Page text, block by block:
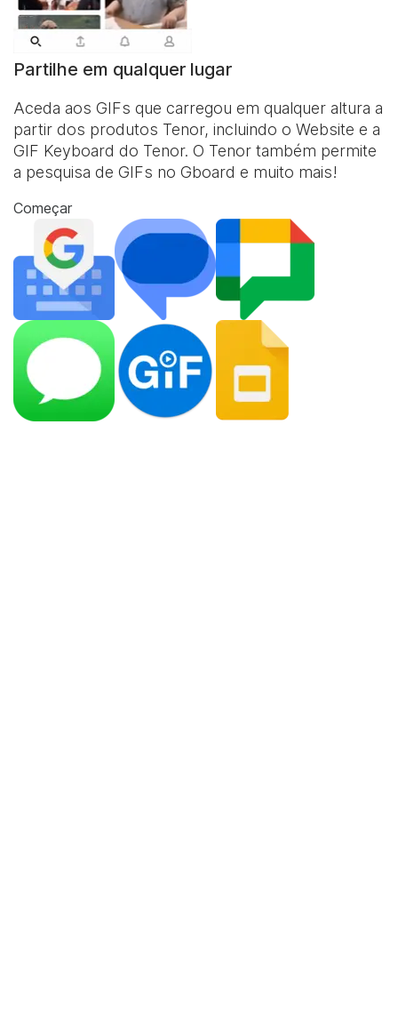
Partilhe em qualquer lugar
Aceda aos GIFs que carregou em qualquer altura a
partir dos produtos Tenor, incluindo o Website e a
GIF Keyboard do Tenor. O Tenor também permite
a pesquisa de GIFs no Gboard e muito mais!
Começar